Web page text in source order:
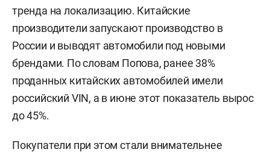
тренда на локализацию. Китайские
производители запускают производство в
России и выводят автомобили под новыми
брендами. По словам Попова, ранее 38%
проданных китайских автомобилей имели
российский VIN, а в июне этот показатель вырос
до 45%.
Покупатели при этом стали внимательнее